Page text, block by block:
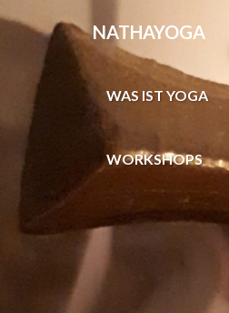
NATHAYOGA
WAS IST YOGA
WORKSHOPS